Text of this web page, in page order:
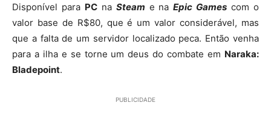
Disponível para PCna Steam e naEpic Games com o
valor base de R$80, que é um valor considerável, mas
que a falta de um servidor localizado peca. Então venha
para a ilha e se torne um deus do combate em Naraka:
Bladepoint.
PUBLICIDADE